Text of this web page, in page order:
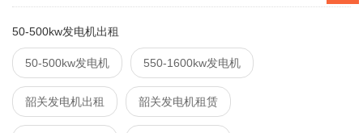
50-500kw发电机出租
50-500kw发电机 550-1600kw发电机
韶关发电机出租 韶关发电机租赁